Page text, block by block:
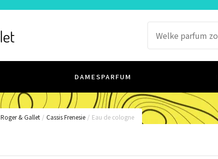
DAMESPARFUM
Roger & Gallet / Cassis Frenesie / Eau de cologne